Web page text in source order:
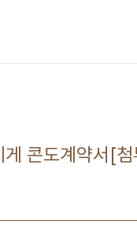
게 콘도계약서[